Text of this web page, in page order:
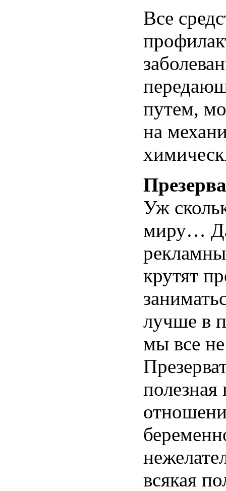
Все
путем,
на
Уж
миру…
крутят
лучше в
мы все
полезная
всякая